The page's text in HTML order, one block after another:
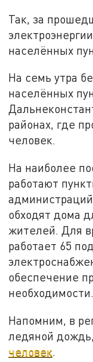
Так, за
населённых
На семь утра
населённых
районах, где
человек.
На наиболее
работают
обходят дома
жителей. Для
работает 65
обеспечение
необходимости.
Напомним, в
ледяной
человек.